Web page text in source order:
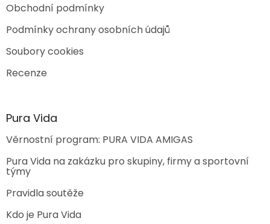
Obchodní podmínky
Podmínky ochrany osobních údajů
Soubory cookies
Recenze
Pura Vida
Věrnostní program: PURA VIDA AMIGAS
Pura Vida na zakázku pro skupiny, firmy a sportovní
týmy
Pravidla soutěže
Kdo je Pura Vida